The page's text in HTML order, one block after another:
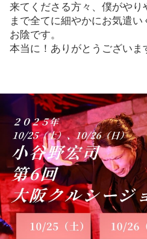
来てくださる方々、僕がや
まで全てに細やかにお気遣
お陰です。
本当に！ありがとうございま